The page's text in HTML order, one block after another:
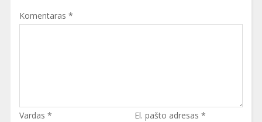
Komentaras *
Vardas * El. pašto adresas *